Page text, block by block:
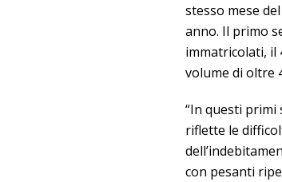
stesso mese
anno. Il primo
immatricolati, il
volume di oltre
“In questi primi
riflette le
con pesanti